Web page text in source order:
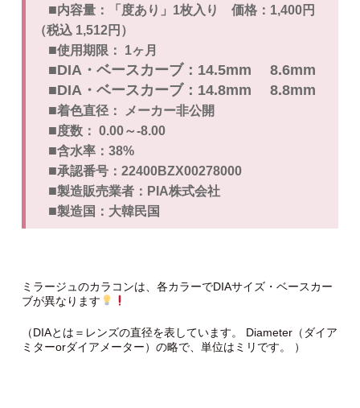
■内容量：「度あり」1枚入り 価格：1,400円
（税込 1,512円）
■使用期限： 1ヶ月
■DIA・ベースカーブ：14.5mm 8.6mm
■DIA・ベースカーブ：14.8mm 8.8mm
■着色直径： メーカー非公開
■度数： 0.00～-8.00
■含水率：38%
■承認番号：22400BZX00278000
■製造販売業者：PIA株式会社
■製造国：大韓民国
ミラージュのカラコンは、各カラーでDIAサイズ・ベースカー
ブが異なります
（DIAとは＝レンズの直径を表しています。 Diameter（ダイア
ミターorダイアメーター）の略で、単位はミリです。 ）